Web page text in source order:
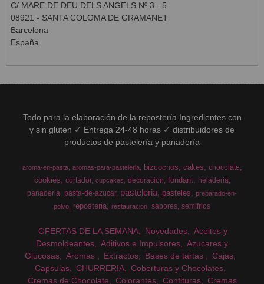
C/ MARE DE DEU DELS ANGELS Nº 3 - 5
08921 - SANTA COLOMA DE GRAMANET
Barcelona
España
Todo para la elaboración de la repostería Ingredientes con
y sin gluten ✓ Entrega 24-48 horas ✓ distribuidores de
productos de pastelería y panadería
aroma-en-pasta aromas-para-pasteleria bizcochos cakes chocolate
cookies cortador cupcakes decoracion fondant
heladeria
panaderia pasta-de-azucar pasteleria pasteles
preparado-en-
polvo
reposteria restauracion sabores semifrios
OFERTAS DE LA SEMANA Novedades
Aceites y
Desmoldeantes
Aditivos e Impulsores
Azucares y
Glucosas
Aromas Extractos Bases de tartas
Cajas
Capsulas
CHURRERIA
Coberturas y Chocolates
Cremas de Chocolate
Colorantes Confituras
Cremas